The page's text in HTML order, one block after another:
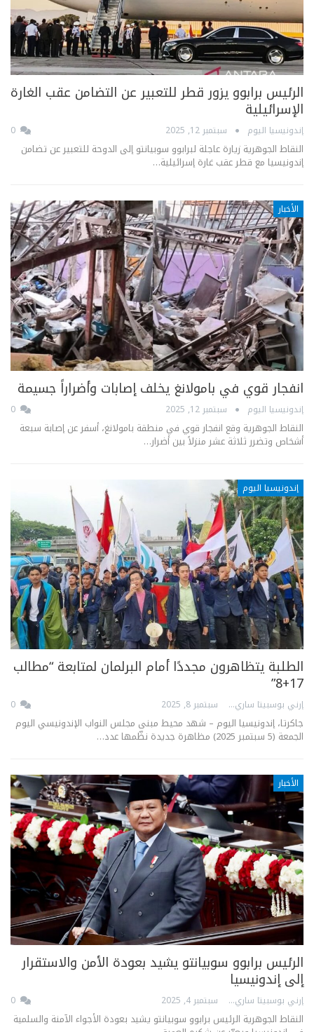
الرئيس برابوو يزور قطر للتعبير عن التضامن عقب الغارة
الإسرائيلية
إندونيسيا اليوم سبتمبر 12, 2025
النقاط الجوهرية زيارة عاجلة لبرابوو سوبيانتو إلى الدوحة للتعبير عن تضامن
إندونيسيا مع قطر عقب غارة إسرائيلية…
الأخبار
انفجار قوي في بامولانغ يخلف إصابات وأضراراً جسيمة
إندونيسيا اليوم سبتمبر 12, 2025
النقاط الجوهرية وقع انفجار قوي في منطقة بامولانغ، أسفر عن إصابة سبعة
أشخاص وتضرر ثلاثة عشر منزلاً بين أضرار…
إندونيسيا اليوم
الطلبة يتظاهرون مجددًا أمام البرلمان لمتابعة “مطالب
17+8”
إرني بوسبيتا ساري سبتمبر 8, 2025
جاكرتا، إندونيسيا اليوم – شهد محيط مبنى مجلس النواب الإندونيسي اليوم
الجمعة (5 سبتمبر 2025) مظاهرة جديدة نظّمها عدد…
الأخبار
الرئيس برابوو سوبيانتو يشيد بعودة الأمن والاستقرار
إلى إندونيسيا
إرني بوسبيتا ساري سبتمبر 4, 2025
النقاط الجوهرية الرئيس برابوو سوبيانتو يشيد بعودة الأجواء الآمنة والسلمية